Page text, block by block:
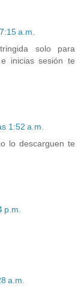
a.m.
solo para
inicias sesión te
1:52 a.m.
lo descarguen te
a.m.